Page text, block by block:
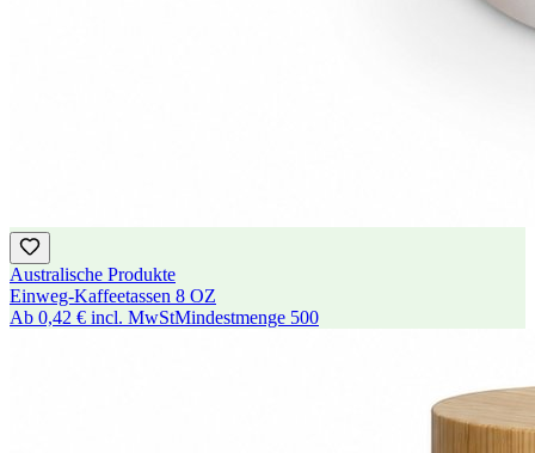
Australische Produkte
Einweg-Kaffeetassen 8 OZ
Ab 0,42 € incl. MwStMindestmenge 500